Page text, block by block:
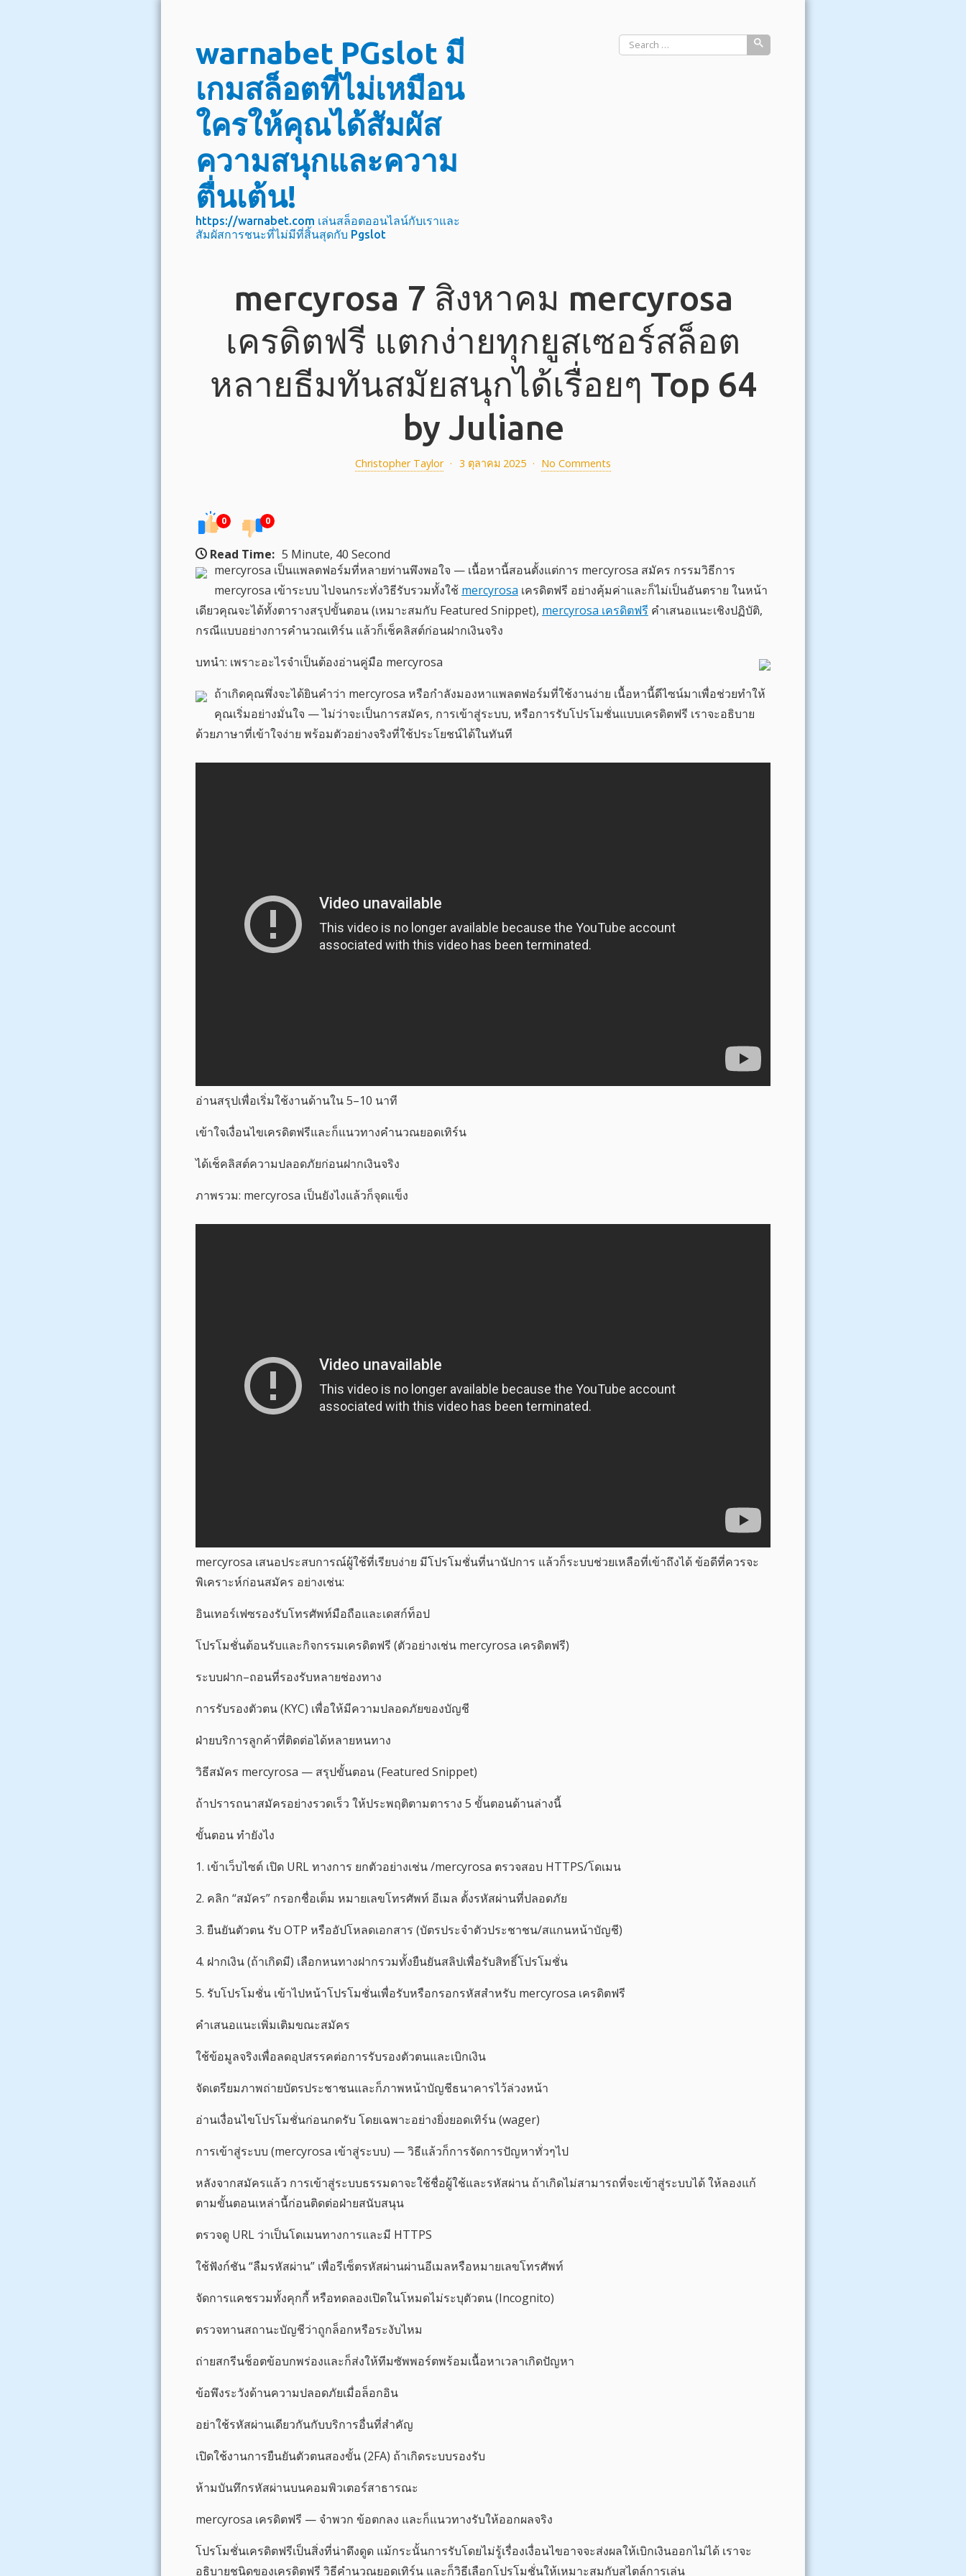
to
content
warnabet PGslot มี
เกมสล็อตที่ไม่เหมือน
ใครให้คุณได้สัมผัส
ความสนุกและความ
ตื่นเต้น!
https://warnabet.com เล่นสล็อตออนไลน์กับเราและ
สัมผัสการชนะที่ไม่มีที่สิ้นสุดกับ Pgslot
Search
for:
mercyrosa 7 สิงหาคม mercyrosa
เครดิตฟรี แตกง่ายทุกยูสเซอร์สล็อต
หลายธีมทันสมัยสนุกได้เรื่อยๆ Top 64
by Juliane
Christopher Taylor · 3 ตุลาคม 2025 · No Comments
0 0
Read Time: 5 Minute, 40 Second
mercyrosa เป็นแพลตฟอร์มที่หลายท่านพึงพอใจ — เนื้อหานี้สอนตั้งแต่การ mercyrosa สมัคร กรรมวิธีการ
mercyrosa เข้าระบบ ไปจนกระทั่งวิธีรับรวมทั้งใช้ mercyrosa เครดิตฟรี อย่างคุ้มค่าและก็ไม่เป็นอันตราย ในหน้า
เดียวคุณจะได้ทั้งตารางสรุปขั้นตอน (เหมาะสมกับ Featured Snippet), mercyrosa เครดิตฟรี คำเสนอแนะเชิงปฏิบัติ,
กรณีแบบอย่างการคำนวณเทิร์น แล้วก็เช็คลิสต์ก่อนฝากเงินจริง
บทนำ: เพราะอะไรจำเป็นต้องอ่านคู่มือ mercyrosa
ถ้าเกิดคุณพึ่งจะได้ยินคำว่า mercyrosa หรือกำลังมองหาแพลตฟอร์มที่ใช้งานง่าย เนื้อหานี้ดีไซน์มาเพื่อช่วยทำให้
คุณเริ่มอย่างมั่นใจ — ไม่ว่าจะเป็นการสมัคร, การเข้าสู่ระบบ, หรือการรับโปรโมชั่นแบบเครดิตฟรี เราจะอธิบาย
ด้วยภาษาที่เข้าใจง่าย พร้อมตัวอย่างจริงที่ใช้ประโยชน์ได้ในทันที
อ่านสรุปเพื่อเริ่มใช้งานด้านใน 5–10 นาที
เข้าใจเงื่อนไขเครดิตฟรีและก็แนวทางคำนวณยอดเทิร์น
ได้เช็คลิสต์ความปลอดภัยก่อนฝากเงินจริง
ภาพรวม: mercyrosa เป็นยังไงแล้วก็จุดแข็ง
mercyrosa เสนอประสบการณ์ผู้ใช้ที่เรียบง่าย มีโปรโมชั่นที่นานัปการ แล้วก็ระบบช่วยเหลือที่เข้าถึงได้ ข้อดีที่ควรจะ
พิเคราะห์ก่อนสมัคร อย่างเช่น:
อินเทอร์เฟซรองรับโทรศัพท์มือถือและเดสก์ท็อป
โปรโมชั่นต้อนรับและกิจกรรมเครดิตฟรี (ตัวอย่างเช่น mercyrosa เครดิตฟรี)
ระบบฝาก–ถอนที่รองรับหลายช่องทาง
การรับรองตัวตน (KYC) เพื่อให้มีความปลอดภัยของบัญชี
ฝ่ายบริการลูกค้าที่ติดต่อได้หลายหนทาง
วิธีสมัคร mercyrosa — สรุปขั้นตอน (Featured Snippet)
ถ้าปรารถนาสมัครอย่างรวดเร็ว ให้ประพฤติตามตาราง 5 ขั้นตอนด้านล่างนี้
ขั้นตอน ทำยังไง
1. เข้าเว็บไซต์ เปิด URL ทางการ ยกตัวอย่างเช่น /mercyrosa ตรวจสอบ HTTPS/โดเมน
2. คลิก “สมัคร” กรอกชื่อเต็ม หมายเลขโทรศัพท์ อีเมล ตั้งรหัสผ่านที่ปลอดภัย
3. ยืนยันตัวตน รับ OTP หรืออัปโหลดเอกสาร (บัตรประจำตัวประชาชน/สแกนหน้าบัญชี)
4. ฝากเงิน (ถ้าเกิดมี) เลือกหนทางฝากรวมทั้งยืนยันสลิปเพื่อรับสิทธิ์โปรโมชั่น
5. รับโปรโมชั่น เข้าไปหน้าโปรโมชั่นเพื่อรับหรือกรอกรหัสสำหรับ mercyrosa เครดิตฟรี
คำเสนอแนะเพิ่มเติมขณะสมัคร
ใช้ข้อมูลจริงเพื่อลดอุปสรรคต่อการรับรองตัวตนและเบิกเงิน
จัดเตรียมภาพถ่ายบัตรประชาชนและก็ภาพหน้าบัญชีธนาคารไว้ล่วงหน้า
อ่านเงื่อนไขโปรโมชั่นก่อนกดรับ โดยเฉพาะอย่างยิ่งยอดเทิร์น (wager)
การเข้าสู่ระบบ (mercyrosa เข้าสู่ระบบ) — วิธีแล้วก็การจัดการปัญหาทั่วๆไป
หลังจากสมัครแล้ว การเข้าสู่ระบบธรรมดาจะใช้ชื่อผู้ใช้และรหัสผ่าน ถ้าเกิดไม่สามารถที่จะเข้าสู่ระบบได้ ให้ลองแก้
ตามขั้นตอนเหล่านี้ก่อนติดต่อฝ่ายสนับสนุน
ตรวจดู URL ว่าเป็นโดเมนทางการและมี HTTPS
ใช้ฟังก์ชัน “ลืมรหัสผ่าน” เพื่อรีเซ็ตรหัสผ่านผ่านอีเมลหรือหมายเลขโทรศัพท์
จัดการแคชรวมทั้งคุกกี้ หรือทดลองเปิดในโหมดไม่ระบุตัวตน (Incognito)
ตรวจทานสถานะบัญชีว่าถูกล็อกหรือระงับไหม
ถ่ายสกรีนช็อตข้อบกพร่องและก็ส่งให้ทีมซัพพอร์ตพร้อมเนื้อหาเวลาเกิดปัญหา
ข้อพึงระวังด้านความปลอดภัยเมื่อล็อกอิน
อย่าใช้รหัสผ่านเดียวกันกับบริการอื่นที่สำคัญ
เปิดใช้งานการยืนยันตัวตนสองขั้น (2FA) ถ้าเกิดระบบรองรับ
ห้ามบันทึกรหัสผ่านบนคอมพิวเตอร์สาธารณะ
mercyrosa เครดิตฟรี — จำพวก ข้อตกลง และก็แนวทางรับให้ออกผลจริง
โปรโมชั่นเครดิตฟรีเป็นสิ่งที่น่าดึงดูด แม้กระนั้นการรับโดยไม่รู้เรื่องเงื่อนไขอาจจะส่งผลให้เบิกเงินออกไม่ได้ เราจะ
อธิบายชนิดของเครดิตฟรี วิธีคำนวณยอดเทิร์น และก็วิธีเลือกโปรโมชั่นให้เหมาะสมกับสไตล์การเล่น